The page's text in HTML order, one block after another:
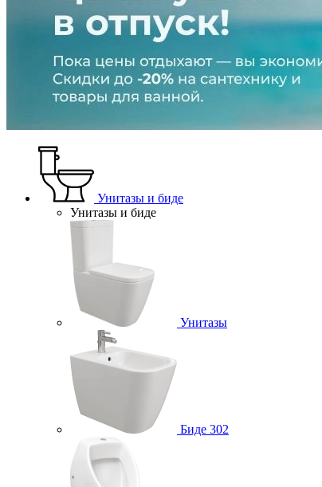
Унитазы и биде
Унитазы и биде
Унитазы
Биде 302